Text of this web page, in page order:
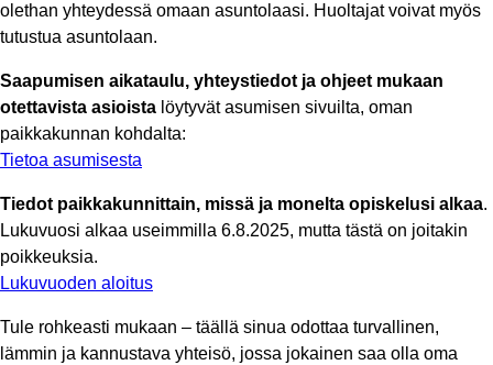
olethan yhteydessä omaan asuntolaasi. Huoltajat voivat myös
tutustua asuntolaan.
Saapumisen aikataulu, yhteystiedot ja ohjeet mukaan
otettavista asioista löytyvät asumisen sivuilta, oman
paikkakunnan kohdalta:
Tietoa asumisesta
Tiedot paikkakunnittain, missä ja monelta opiskelusi alkaa.
Lukuvuosi alkaa useimmilla 6.8.2025, mutta tästä on joitakin
poikkeuksia.
Lukuvuoden aloitus
Tule rohkeasti mukaan – täällä sinua odottaa turvallinen,
lämmin ja kannustava yhteisö, jossa jokainen saa olla oma